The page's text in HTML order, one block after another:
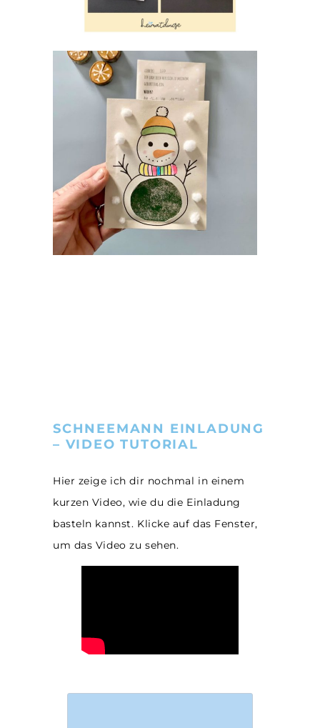
SCHNEEMANN EINLADUNG
– VIDEO TUTORIAL
Hier zeige ich dir nochmal in einem
kurzen Video, wie du die Einladung
basteln kannst. Klicke auf das Fenster,
um das Video zu sehen.